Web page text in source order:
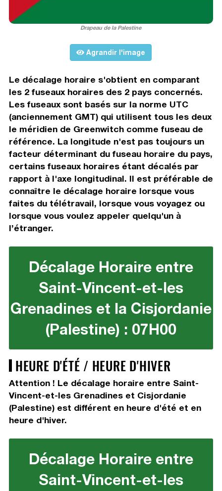
Drapeau de la Palestine
Agrandir l'image
Le décalage horaire s'obtient en comparant
les 2 fuseaux horaires des 2 pays concernés.
Les fuseaux sont basés sur la norme UTC
(anciennement GMT) qui utilisent tous les deux
le méridien de Greenwitch comme fuseau de
référence. La longitude n'est pas toujours un
facteur déterminant du fuseau horaire du pays,
certains fuseaux horaires étant décalés par
rapport à l'axe longitudinal. Il est préférable de
connaître le décalage horaire lorsque vous
faites du télétravail, lorsque vous voyagez ou
lorsque vous voulez appeler quelqu'un à
l’étranger.
Décalage Horaire entre
Saint-Vincent-et-les
Grenadines et la Cisjordanie
(Palestine) : 07H00
HEURE D'ÉTÉ / HEURE D'HIVER
Attention ! Le décalage horaire entre Saint-
Vincent-et-les Grenadines et Cisjordanie
(Palestine) est différent en heure d'été et en
heure d'hiver.
Décalage Horaire entre
Saint-Vincent-et-les